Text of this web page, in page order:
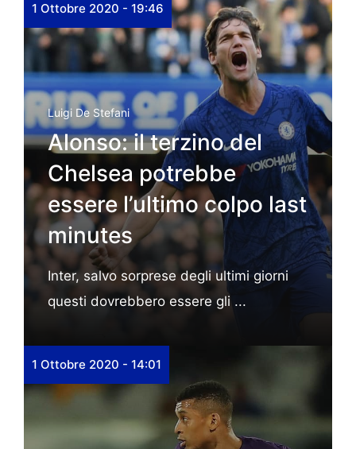
1 Ottobre 2020 - 19:46
Luigi De Stefani
Alonso: il terzino del
Chelsea potrebbe
essere l’ultimo colpo last
minutes
Inter, salvo sorprese degli ultimi giorni
questi dovrebbero essere gli ...
1 Ottobre 2020 - 14:01